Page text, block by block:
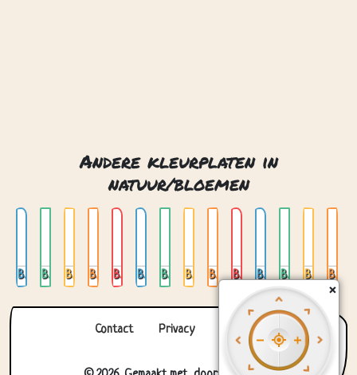
Andere kleurplaten in
natuur/bloemen
Bloem Bloemen 01 Bloemen 02 Bloemen 03 Bloemen 04 Bloemen 05 Bloemen 06 Bloemen 07 Bloemen 08 Bloemen 09 Bloemen 10 Bloemen 11 Bloemen 12 Bloemen en mot
Contact Privacy Over ons
×